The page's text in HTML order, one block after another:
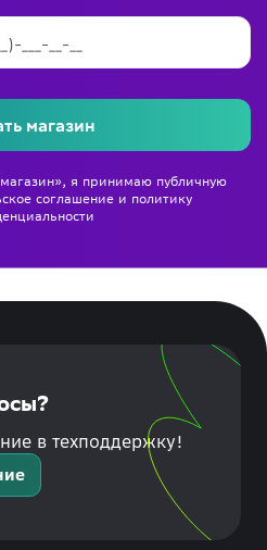
магазин
я принимаю публичную
соглашениеи политику
в техподдержку!